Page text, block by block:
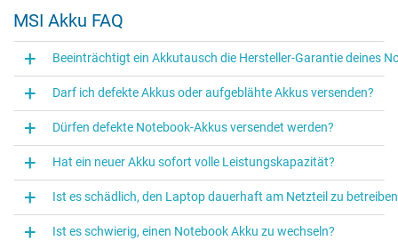
MSI Akku FAQ
Beeinträchtigt ein Akkutausch die Hersteller-Garantie deines
Darf ich defekte Akkus oder aufgeblähte Akkus versenden?
Dürfen defekte Notebook-Akkus versendet werden?
Hat ein neuer Akku sofort volle Leistungskapazität?
Ist es schädlich, den Laptop dauerhaft am Netzteil zu
Ist es schwierig, einen Notebook Akku zu wechseln?